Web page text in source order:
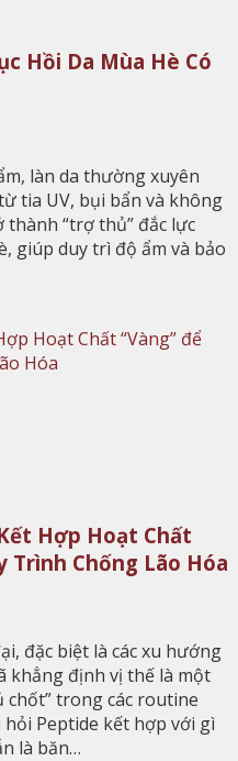
Hồi Da Mùa Hè Có
làn da thường xuyên
tia UV, bụi bẩn và không
“trợ thủ” đắc lực
giúp duy trì độ ẩm và bảo
Hợp Hoạt Chất
Trình Chống Lão Hóa
đặc biệt là các xu hướng
khẳng định vị thế là một
trong các routine
Peptide kết hợp với gì
là băn…